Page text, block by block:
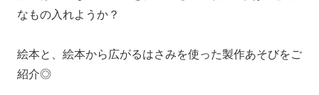
なもの入れようか？
絵本と、絵本から広がるはさみを使った製作あそびをご
紹介◎